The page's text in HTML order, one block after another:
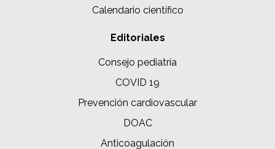
Calendario científico
Editoriales
Consejo pediatría
COVID 19
Prevención cardiovascular
DOAC
Anticoagulación